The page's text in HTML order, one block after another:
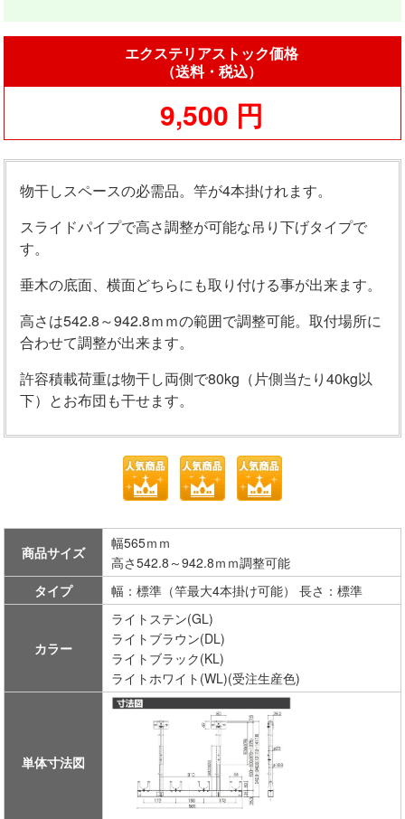
エクステリアストック価格
（送料・税込）
9,500 円
物干しスペースの必需品。竿が4本掛けれます。
スライドパイプで高さ調整が可能な吊り下げタイプで
す。
垂木の底面、横面どちらにも取り付ける事が出来ます。
高さは542.8～942.8ｍｍの範囲で調整可能。取付場所に
合わせて調整が出来ます。
許容積載荷重は物干し両側で80kg（片側当たり40kg以
下）とお布団も干せます。
商品サイズ
幅565ｍｍ
高さ542.8～942.8ｍｍ調整可能
タイプ
幅：標準（竿最大4本掛け可能） 長さ：標準
カラー
ライトステン(GL)
ライトブラウン(DL)
ライトブラック(KL)
ライトホワイト(WL)(受注生産色)
単体寸法図